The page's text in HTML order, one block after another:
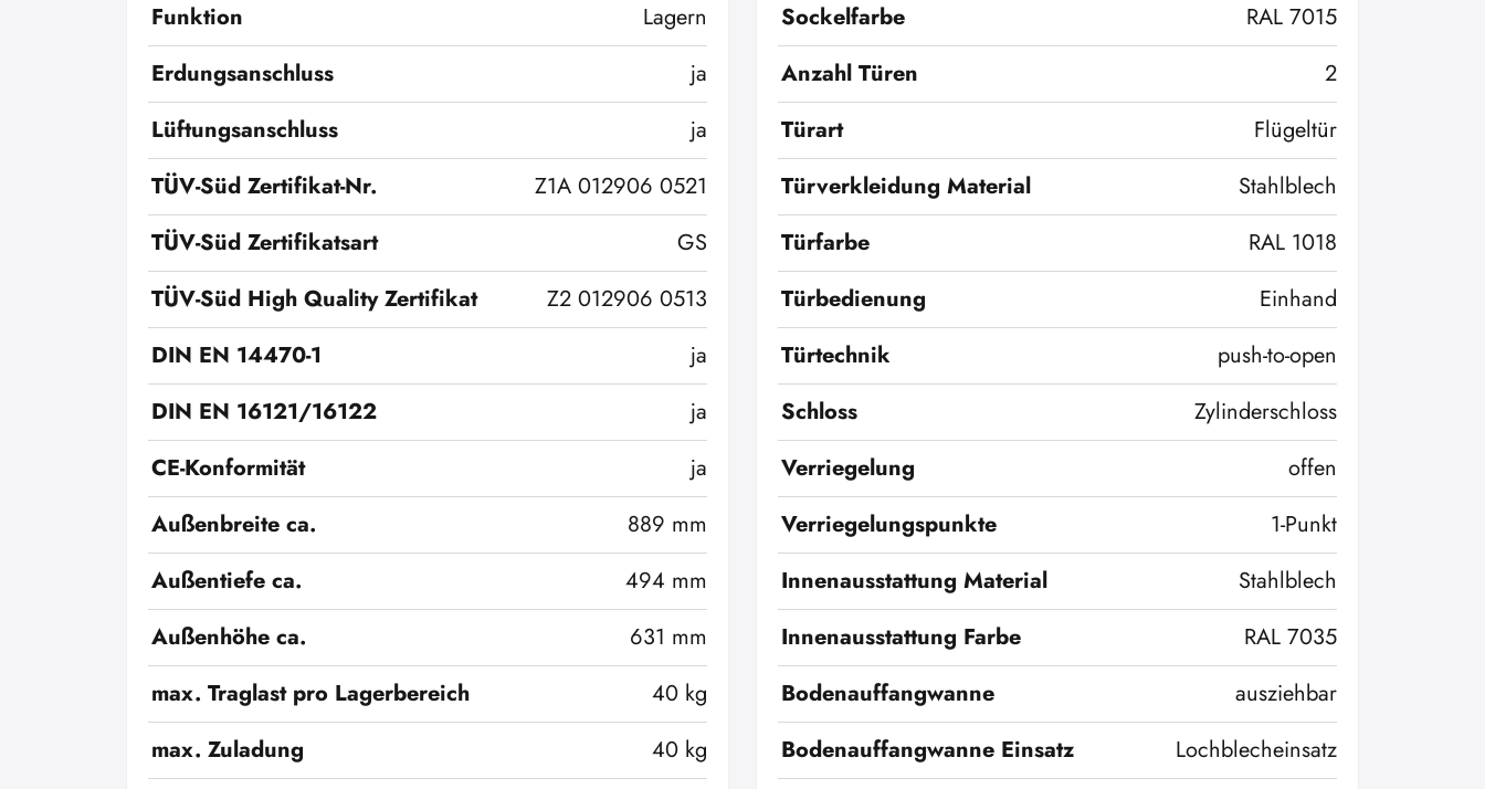
Funktion
Lagern
Erdungsanschluss
ja
Lüftungsanschluss
ja
TÜV-Süd Zertifikat-Nr.
Z1A 012906 0521
TÜV-Süd Zertifikatsart
GS
TÜV-Süd High Quality Zertifikat
Z2 012906 0513
DIN EN 14470-1
ja
DIN EN 16121/16122
ja
CE-Konformität
ja
Außenbreite ca.
889 mm
Außentiefe ca.
494 mm
Außenhöhe ca.
631 mm
max. Traglast pro Lagerbereich
40 kg
max. Zuladung
40 kg
Sockelfarbe
RAL 7015
Anzahl Türen
2
Türart
Flügeltür
Türverkleidung Material
Stahlblech
Türfarbe
RAL 1018
Türbedienung
Einhand
Türtechnik
push-to-open
Schloss
Zylinderschloss
Verriegelung
offen
Verriegelungspunkte
1-Punkt
Innenausstattung Material
Stahlblech
Innenausstattung Farbe
RAL 7035
Bodenauffangwanne
ausziehbar
Bodenauffangwanne Einsatz
Lochblecheinsatz